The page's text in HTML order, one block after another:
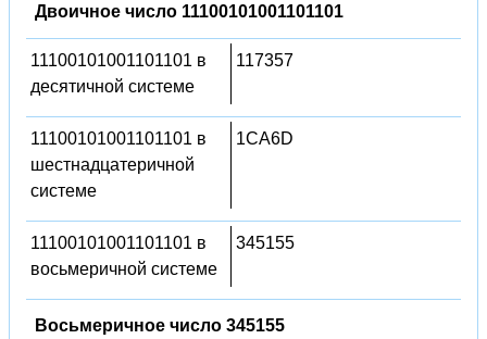
Двоичное число 11100101001101101
11100101001101101 в
десятичной системе
117357
11100101001101101 в
шестнадцатеричной
системе
1CA6D
11100101001101101 в
восьмеричной системе
345155
Восьмеричное число 345155